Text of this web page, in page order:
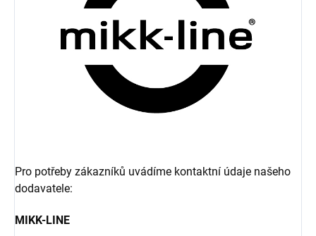
Pro potřeby zákazníků uvádíme kontaktní údaje našeho
dodavatele:
MIKK-LINE